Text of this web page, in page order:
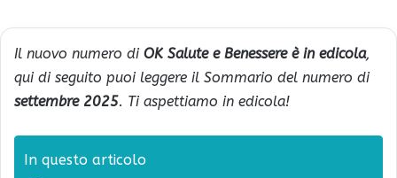
Il nuovo numero di OK Salute e Benessere è in edicola,
qui di seguito puoi leggere il Sommario del numero di
settembre 2025. Ti aspettiamo in edicola!
In questo articolo